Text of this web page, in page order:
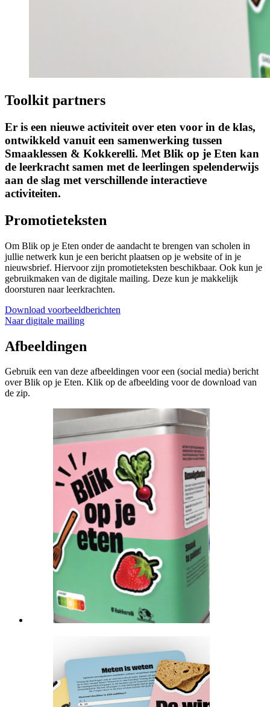
Toolkit partners
Er is een nieuwe activiteit over eten voor in de klas,
ontwikkeld vanuit een samenwerking tussen
Smaaklessen & Kokkerelli. Met Blik op je Eten kan
de leerkracht samen met de leerlingen spelenderwijs
aan de slag met verschillende interactieve
activiteiten.
Promotieteksten
Om Blik op je Eten onder de aandacht te brengen van scholen in
jullie netwerk kun je een bericht plaatsen op je website of in je
nieuwsbrief. Hiervoor zijn promotieteksten beschikbaar. Ook kun je
gebruikmaken van de digitale mailing. Deze kun je makkelijk
doorsturen naar leerkrachten.
Download voorbeeldberichten
Naar digitale mailing
Afbeeldingen
Gebruik een van deze afbeeldingen voor een (social media) bericht
over Blik op je Eten. Klik op de afbeelding voor de download van
de zip.